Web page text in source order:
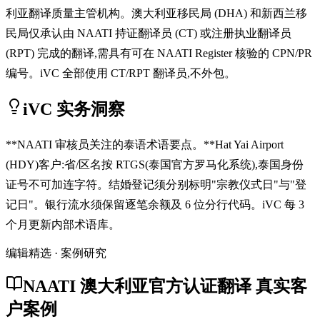
利亚翻译质量主管机构。澳大利亚移民局 (DHA) 和新西兰移
民局仅承认由 NAATI 持证翻译员 (CT) 或注册执业翻译员
(RPT) 完成的翻译,需具有可在 NAATI Register 核验的 CPN/PR
编号。iVC 全部使用 CT/RPT 翻译员,不外包。
iVC 实务洞察
**NAATI 审核员关注的泰语术语要点。**Hat Yai Airport
(HDY)客户:省/区名按 RTGS(泰国官方罗马化系统),泰国身份
证号不可加连字符。结婚登记须分别标明"宗教仪式日"与"登
记日"。银行流水须保留逐笔余额及 6 位分行代码。iVC 每 3
个月更新内部术语库。
编辑精选 · 案例研究
NAATI 澳大利亚官方认证翻译 真实客
户案例